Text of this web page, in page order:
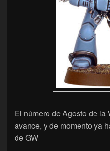
El número de Agosto de la
avance, y de momento ya
de GW